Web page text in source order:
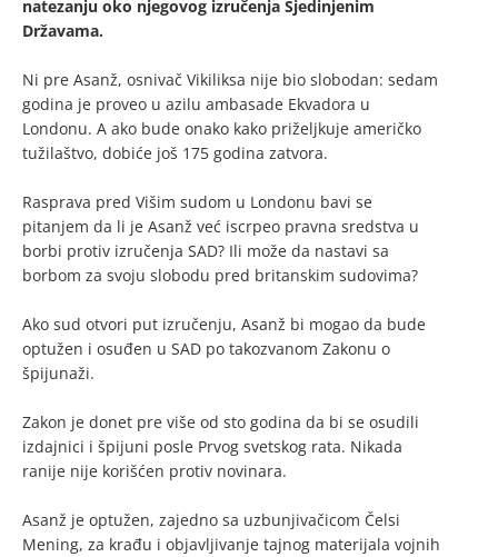
natezanju oko njegovog izručenja Sjedinjenim
Državama.
Ni pre Asanž, osnivač Vikiliksa nije bio slobodan: sedam
godina je proveo u azilu ambasade Ekvadora u
Londonu. A ako bude onako kako priželjkuje američko
tužilaštvo, dobiće još 175 godina zatvora.
Rasprava pred Višim sudom u Londonu bavi se
pitanjem da li je Asanž već iscrpeo pravna sredstva u
borbi protiv izručenja SAD? Ili može da nastavi sa
borbom za svoju slobodu pred britanskim sudovima?
Ako sud otvori put izručenju, Asanž bi mogao da bude
optužen i osuđen u SAD po takozvanom Zakonu o
špijunaži.
Zakon je donet pre više od sto godina da bi se osudili
izdajnici i špijuni posle Prvog svetskog rata. Nikada
ranije nije korišćen protiv novinara.
Asanž je optužen, zajedno sa uzbunjivačicom Čelsi
Mening, za krađu i objavljivanje tajnog materijala vojnih